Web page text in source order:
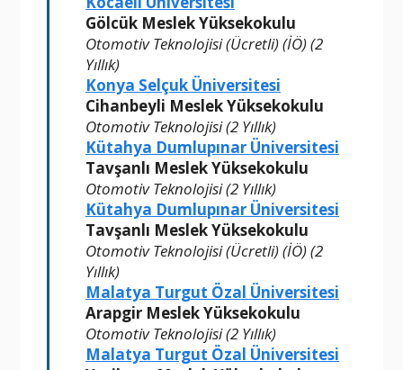
Gölcük Meslek Yüksekokulu
Otomotiv Teknolojisi (Ücretli) (İÖ) (2
Yıllık)
Konya Selçuk Üniversitesi
Cihanbeyli Meslek Yüksekokulu
Otomotiv Teknolojisi (2 Yıllık)
Kütahya Dumlupınar Üniversitesi
Tavşanlı Meslek Yüksekokulu
Otomotiv Teknolojisi (2 Yıllık)
Kütahya Dumlupınar Üniversitesi
Tavşanlı Meslek Yüksekokulu
Otomotiv Teknolojisi (Ücretli) (İÖ) (2
Yıllık)
Malatya Turgut Özal Üniversitesi
Arapgir Meslek Yüksekokulu
Otomotiv Teknolojisi (2 Yıllık)
Malatya Turgut Özal Üniversitesi